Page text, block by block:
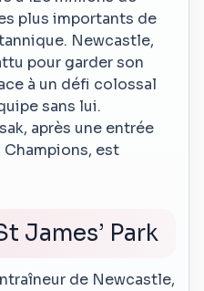
plus importants de
Newcastle,
pour garder son
à un défi colossal
sans lui.
après une entrée
Champions, est
James’ Park
de Newcastle,